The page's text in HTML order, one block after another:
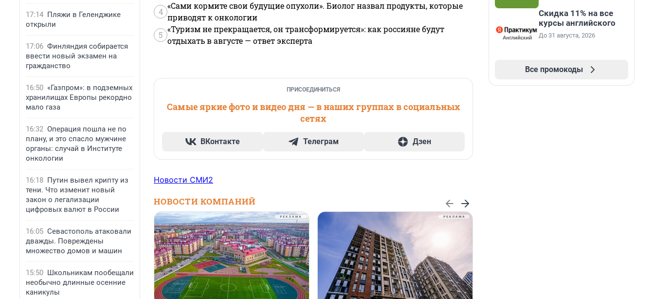
17:14 Пляжи в Геленджике
открыли
17:06 Финляндия собирается
ввести новый экзамен на
гражданство
16:50 «Газпром»: в подземных
хранилищах Европы рекордно
мало газа
16:32 Операция пошла не по
плану, и это спасло мужчине
органы: случай в Институте
онкологии
16:18 Путин вывел крипту из
тени. Что изменит новый
закон о легализации
цифровых валют в России
16:05 Севастополь атаковали
дважды. Повреждены
множество домов и машин
15:50 Школьникам пообещали
необычно длинные осенние
каникулы
4
«Сами кормите свои будущие опухоли». Биолог назвал продукты, которые
приводят к онкологии
5
«Туризм не прекращается, он трансформируется»: как россияне будут
отдыхать в августе — ответ эксперта
ПРИСОЕДИНИТЬСЯ
Самые яркие фото и видео дня — в наших группах в социальных
сетях
ВКонтакте Телеграм Дзен
Новости СМИ2
НОВОСТИ КОМПАНИЙ
Скидка 11% на все
курсы английского
До 31 августа, 2026
Все промокоды